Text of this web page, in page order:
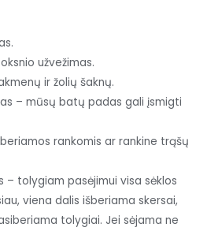
užvežimas.
ir žolių šaknų.
– mūsų batų padas gali įsmigti
rankomis ar rankine trąšų
– tolygiam pasėjimui visa sėklos
viena dalis išberiama skersai,
tolygiai. Jei sėjama ne